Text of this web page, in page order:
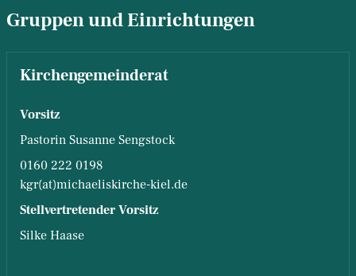
Gruppen und Einrichtungen
Kirchengemeinderat
Vorsitz
Pastorin Susanne Sengstock
0160 222 0198
kgr(at)michaeliskirche-kiel.de
Stellvertretender Vorsitz
Silke Haase